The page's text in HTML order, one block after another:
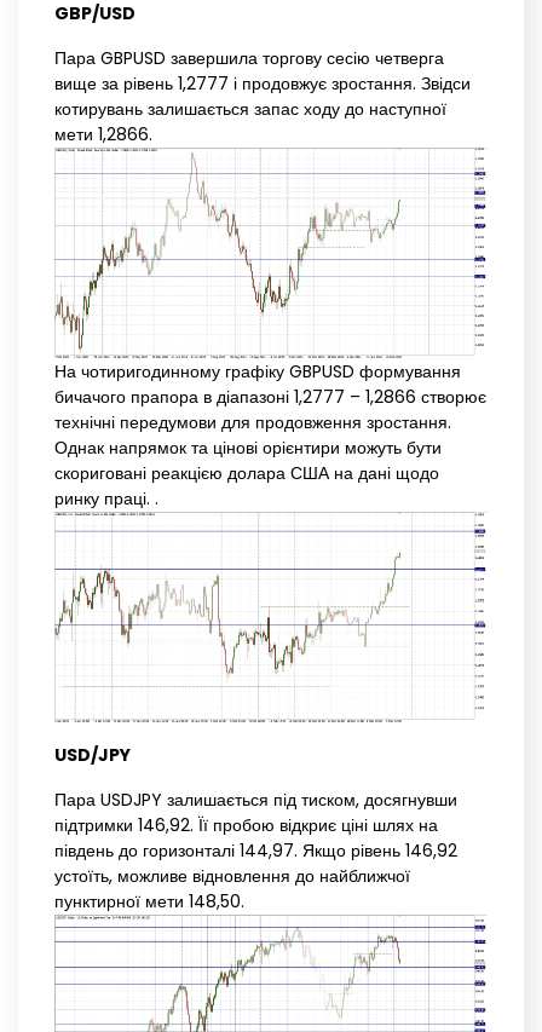
GBP/USD
Пара GBPUSD завершила торгову сесію четверга
вище за рівень 1,2777 і продовжує зростання. Звідси
котирувань залишається запас ходу до наступної
мети 1,2866.
На чотиригодинному графіку GBPUSD формування
бичачого прапора в діапазоні 1,2777 – 1,2866 створює
технічні передумови для продовження зростання.
Однак напрямок та цінові орієнтири можуть бути
скориговані реакцією долара США на дані щодо
ринку праці. .
USD/JPY
Пара USDJPY залишається під тиском, досягнувши
підтримки 146,92. Її пробою відкриє ціні шлях на
південь до горизонталі 144,97. Якщо рівень 146,92
устоїть, можливе відновлення до найближчої
пунктирної мети 148,50.